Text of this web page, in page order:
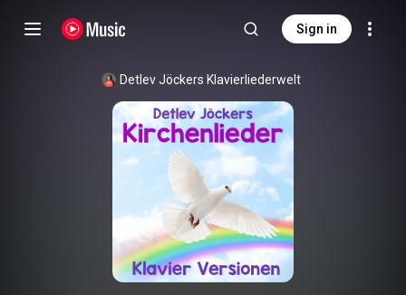
Sign in
Detlev Jöckers Klavierliederwelt